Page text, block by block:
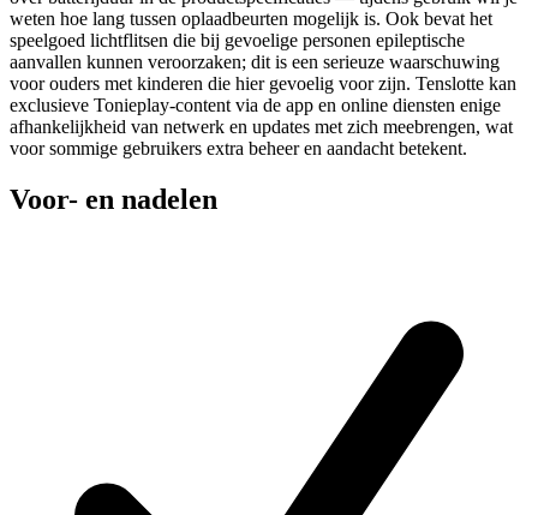
weten hoe lang tussen oplaadbeurten mogelijk is. Ook bevat het
speelgoed lichtflitsen die bij gevoelige personen epileptische
aanvallen kunnen veroorzaken; dit is een serieuze waarschuwing
voor ouders met kinderen die hier gevoelig voor zijn. Tenslotte kan
exclusieve Tonieplay-content via de app en online diensten enige
afhankelijkheid van netwerk en updates met zich meebrengen, wat
voor sommige gebruikers extra beheer en aandacht betekent.
Voor- en nadelen